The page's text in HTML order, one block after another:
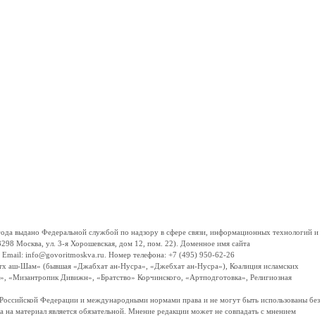
выдано Федеральной службой по надзору в сфере связи, информационных технологий и
Москва, ул. 3-я Хорошевская, дом 12, пом. 22). Доменное имя сайта
Email: info@govoritmoskva.ru. Номер телефона: +7 (495) 950-62-26
аш-Шам» (бывшая «Джабхат ан-Нусра», «Джебхат ан-Нусра»), Коалиция исламских
Дивижн», «Братство» Корчинского, «Артподготовка», Религиозная
Федерации и международными нормами права и не могут быть использованы без
материал является обязательной. Мнение редакции может не совпадать с мнением